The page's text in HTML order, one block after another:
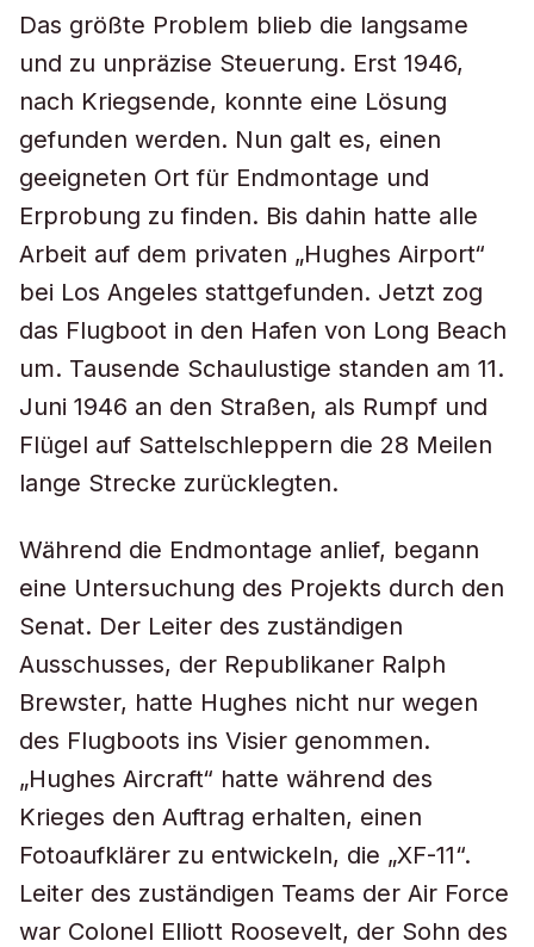
Das größte Problem blieb die langsame
und zu unpräzise Steuerung. Erst 1946,
nach Kriegsende, konnte eine Lösung
gefunden werden. Nun galt es, einen
geeigneten Ort für Endmontage und
Erprobung zu finden. Bis dahin hatte alle
Arbeit auf dem privaten „Hughes Airport“
bei Los Angeles stattgefunden. Jetzt zog
das Flugboot in den Hafen von Long Beach
um. Tausende Schaulustige standen am 11.
Juni 1946 an den Straßen, als Rumpf und
Flügel auf Sattelschleppern die 28 Meilen
lange Strecke zurücklegten.
Während die Endmontage anlief, begann
eine Untersuchung des Projekts durch den
Senat. Der Leiter des zuständigen
Ausschusses, der Republikaner Ralph
Brewster, hatte Hughes nicht nur wegen
des Flugboots ins Visier genommen.
„Hughes Aircraft“ hatte während des
Krieges den Auftrag erhalten, einen
Fotoaufklärer zu entwickeln, die „XF-11“.
Leiter des zuständigen Teams der Air Force
war Colonel Elliott Roosevelt, der Sohn des